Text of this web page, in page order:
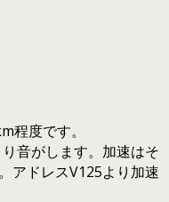
程度です。
音がします。加速はそ
アドレスV125より加速